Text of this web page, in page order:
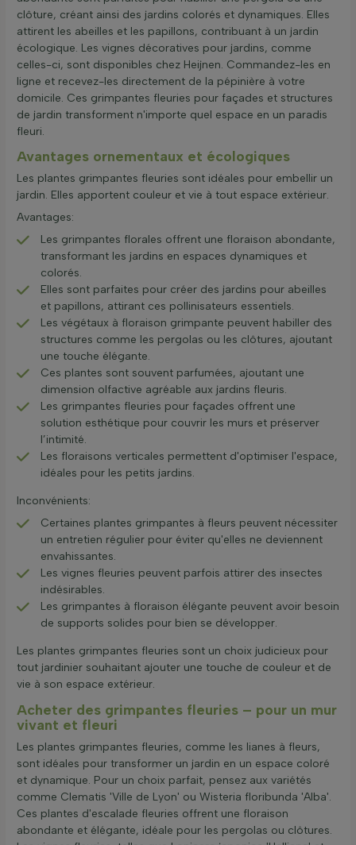
clôture, créant ainsi des jardins colorés et dynamiques. Elles
attirent les abeilles et les papillons, contribuant à un jardin
écologique. Les vignes décoratives pour jardins, comme
celles-ci, sont disponibles chez Heijnen. Commandez-les en
ligne et recevez-les directement de la pépinière à votre
domicile. Ces grimpantes fleuries pour façades et structures
de jardin transforment n'importe quel espace en un paradis
fleuri.
Avantages ornementaux et écologiques
Les plantes grimpantes fleuries sont idéales pour embellir un
jardin. Elles apportent couleur et vie à tout espace extérieur.
Avantages:
Les grimpantes florales offrent une floraison abondante,
transformant les jardins en espaces dynamiques et
colorés.
Elles sont parfaites pour créer des jardins pour abeilles
et papillons, attirant ces pollinisateurs essentiels.
Les végétaux à floraison grimpante peuvent habiller des
structures comme les pergolas ou les clôtures, ajoutant
une touche élégante.
Ces plantes sont souvent parfumées, ajoutant une
dimension olfactive agréable aux jardins fleuris.
Les grimpantes fleuries pour façades offrent une
solution esthétique pour couvrir les murs et préserver
l’intimité.
Les floraisons verticales permettent d'optimiser l'espace,
idéales pour les petits jardins.
Inconvénients:
Certaines plantes grimpantes à fleurs peuvent nécessiter
un entretien régulier pour éviter qu'elles ne deviennent
envahissantes.
Les vignes fleuries peuvent parfois attirer des insectes
indésirables.
Les grimpantes à floraison élégante peuvent avoir besoin
de supports solides pour bien se développer.
Les plantes grimpantes fleuries sont un choix judicieux pour
tout jardinier souhaitant ajouter une touche de couleur et de
vie à son espace extérieur.
Acheter des grimpantes fleuries – pour un mur
vivant et fleuri
Les plantes grimpantes fleuries, comme les lianes à fleurs,
sont idéales pour transformer un jardin en un espace coloré
et dynamique. Pour un choix parfait, pensez aux variétés
comme Clematis 'Ville de Lyon' ou Wisteria floribunda 'Alba'.
Ces plantes d'escalade fleuries offrent une floraison
abondante et élégante, idéale pour les pergolas ou clôtures.